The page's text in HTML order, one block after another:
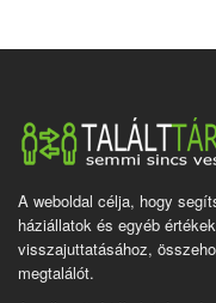
A weboldal célja, hogy
háziállatok és egyéb
visszajuttatásához,
megtalálót.